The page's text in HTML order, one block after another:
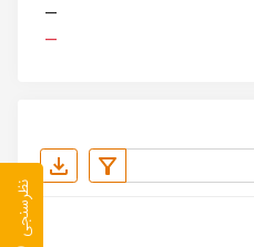
—
—
نظرسنجی